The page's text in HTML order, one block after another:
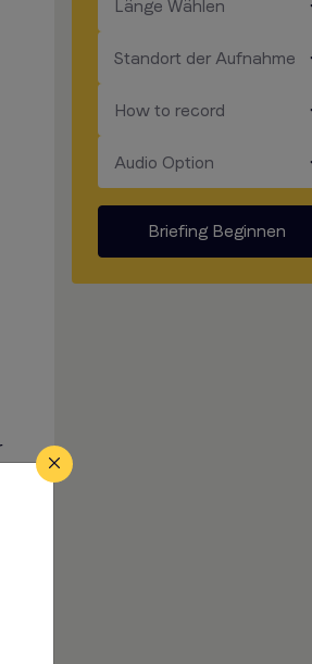
Länge Wählen
​​​
Standort der Aufnahme
​​​
How to record
​​​
Audio Option
​​​
Briefing Beginnen